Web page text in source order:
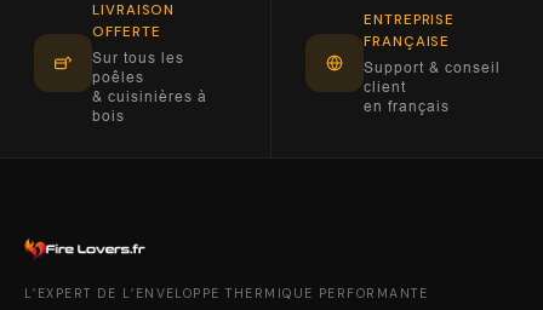
LIVRAISON
OFFERTE
Sur tous les
poêles
& cuisinières à
bois
ENTREPRISE
FRANÇAISE
Support & conseil
client
en français
L’EXPERT DE L’ENVELOPPE THERMIQUE PERFORMANTE